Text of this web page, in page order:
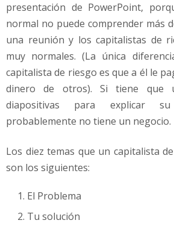
presentación de PowerPoint,
normal no puede comprender más
una reunión y los capitalistas de
muy normales. (La única
capitalista de riesgo es que a él le
dinero de otros). Si tiene que
diapositivas para explicar
probablemente no tiene un negocio.
Los diez temas que un capitalista
son los siguientes:
El Problema
Tu solución